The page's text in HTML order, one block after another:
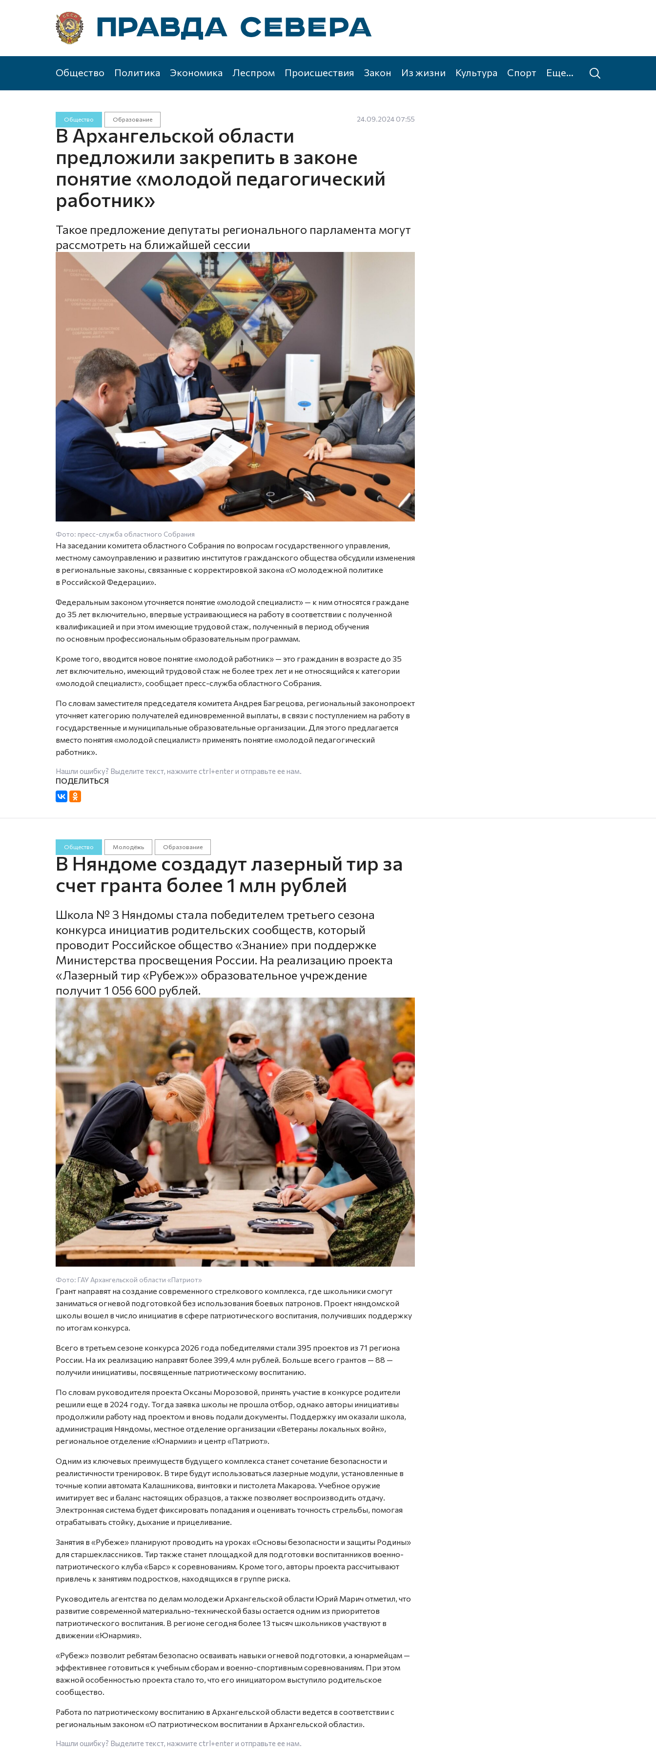
Общество Политика Экономика Леспром Происшествия Закон Из жизни Культура Спорт Еще...
Общество Образование 24.09.2024 07:55
В Архангельской области
предложили закрепить в законе
понятие «молодой педагогический
работник»
Такое предложение депутаты регионального парламента могут
рассмотреть на ближайшей сессии
Фото: пресс-служба областного Собрания
На заседании комитета областного Собрания по вопросам государственного управления,
местному самоуправлению и развитию институтов гражданского общества обсудили изменения
в региональные законы, связанные с корректировкой закона «О молодежной политике
в Российской Федерации».
Федеральным законом уточняется понятие «молодой специалист» — к ним относятся граждане
до 35 лет включительно, впервые устраивающиеся на работу в соответствии с полученной
квалификацией и при этом имеющие трудовой стаж, полученный в период обучения
по основным профессиональным образовательным программам.
Кроме того, вводится новое понятие «молодой работник» — это гражданин в возрасте до 35
лет включительно, имеющий трудовой стаж не более трех лет и не относящийся к категории
«молодой специалист», сообщает пресс-служба областного Собрания.
По словам заместителя председателя комитета Андрея Багрецова, региональный законопроект
уточняет категорию получателей единовременной выплаты, в связи с поступлением на работу в
государственные и муниципальные образовательные организации. Для этого предлагается
вместо понятия «молодой специалист» применять понятие «молодой педагогический
работник».
Нашли ошибку? Выделите текст, нажмите ctrl+enterи отправьте ее нам.
Общество Молодёжь Образование
В Няндоме создадут лазерный тир за
счет гранта более 1 млн рублей
Школа № 3 Няндомы стала победителем третьего сезона
конкурса инициатив родительских сообществ, который
проводит Российское общество «Знание» при поддержке
Министерства просвещения России. На реализацию проекта
«Лазерный тир «Рубеж»» образовательное учреждение
получит 1 056 600 рублей.
Фото: ГАУ Архангельской области «Патриот»
Грант направят на создание современного стрелкового комплекса, где школьники смогут
заниматься огневой подготовкой без использования боевых патронов. Проект няндомской
школы вошел в число инициатив в сфере патриотического воспитания, получивших поддержку
по итогам конкурса.
Всего в третьем сезоне конкурса 2026 года победителями стали 395 проектов из 71 региона
России. На их реализацию направят более 399,4 млн рублей. Больше всего грантов — 88 —
получили инициативы, посвященные патриотическому воспитанию.
По словам руководителя проекта Оксаны Морозовой, принять участие в конкурсе родители
решили еще в 2024 году. Тогда заявка школы не прошла отбор, однако авторы инициативы
продолжили работу над проектом и вновь подали документы. Поддержку им оказали школа,
администрация Няндомы, местное отделение организации «Ветераны локальных войн»,
региональное отделение «Юнармии» и центр «Патриот».
Одним из ключевых преимуществ будущего комплекса станет сочетание безопасности и
реалистичности тренировок. В тире будут использоваться лазерные модули, установленные в
точные копии автомата Калашникова, винтовки и пистолета Макарова. Учебное оружие
имитирует вес и баланс настоящих образцов, а также позволяет воспроизводить отдачу.
Электронная система будет фиксировать попадания и оценивать точность стрельбы, помогая
отрабатывать стойку, дыхание и прицеливание.
Занятия в «Рубеже» планируют проводить на уроках «Основы безопасности и защиты Родины»
для старшеклассников. Тир также станет площадкой для подготовки воспитанников военно-
патриотического клуба «Барс» к соревнованиям. Кроме того, авторы проекта рассчитывают
привлечь к занятиям подростков, находящихся в группе риска.
Руководитель агентства по делам молодежи Архангельской области Юрий Марич отметил, что
развитие современной материально-технической базы остается одним из приоритетов
патриотического воспитания. В регионе сегодня более 13 тысяч школьников участвуют в
движении «Юнармия».
«Рубеж» позволит ребятам безопасно осваивать навыки огневой подготовки, а юнармейцам —
эффективнее готовиться к учебным сборам и военно-спортивным соревнованиям. При этом
важной особенностью проекта стало то, что его инициатором выступило родительское
сообщество.
Работа по патриотическому воспитанию в Архангельской области ведется в соответствии с
региональным законом «О патриотическом воспитании в Архангельской области».
Нашли ошибку? Выделите текст, нажмите ctrl+enterи отправьте ее нам.